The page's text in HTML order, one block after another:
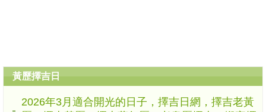
黃歷擇吉日
2026年3月適合開光的日子，擇吉日網，擇吉老黃